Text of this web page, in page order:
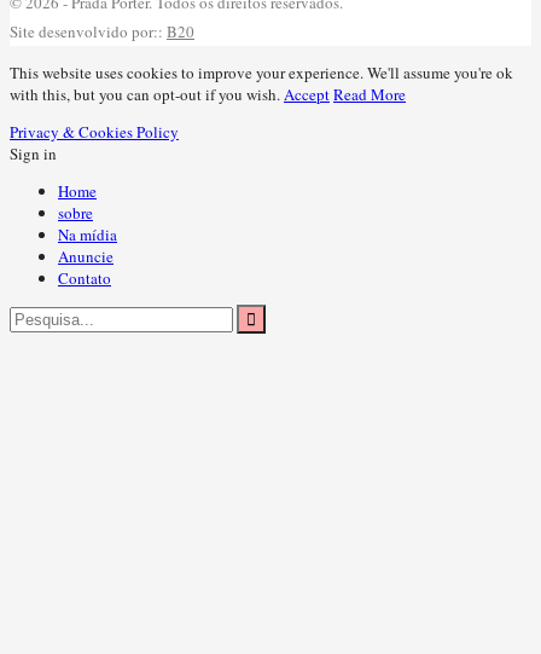
Site desenvolvido por:: B20
This website uses cookies to improve your experience. We'll assume you're ok
with this, but you can opt-out if you wish.AcceptRead More
Privacy & Cookies Policy
Sign in
Home
sobre
Na mídia
Anuncie
Contato